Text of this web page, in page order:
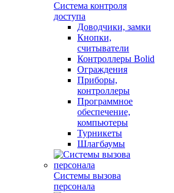
Система контроля
доступа
Доводчики, замки
Кнопки,
считыватели
Контроллеры Bolid
Ограждения
Приборы,
контроллеры
Программное
обеспечение,
компьютеры
Турникеты
Шлагбаумы
Системы вызова
персонала